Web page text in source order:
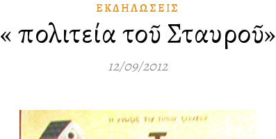
ἘΚΔΗΛΏΣΕΙΣ
«Ἡ πολιτεία τοῦ Σταυροῦ»
12/09/2012